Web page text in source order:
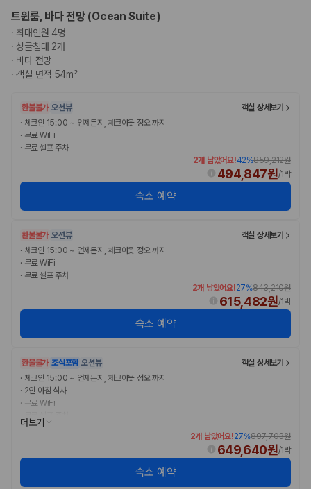
트윈룸, 바다 전망 (Ocean Suite)
· 최대인원 4명
·싱글침대 2개
· 바다 전망
·객실 면적 54m²
환불불가 오션뷰
객실 상세보기
· 체크인 15:00 ~ 언제든지, 체크아웃 정오 까지
· 무료 WiFi
· 무료 셀프 주차
2개 남았어요!42%859,212원
494,847원/1박
숙소 예약
환불불가 오션뷰
객실 상세보기
· 체크인 15:00 ~ 언제든지, 체크아웃 정오 까지
· 무료 WiFi
· 무료 셀프 주차
2개 남았어요!27%843,210원
615,482원/1박
숙소 예약
환불불가 조식포함 오션뷰
객실 상세보기
· 체크인 15:00 ~ 언제든지, 체크아웃 정오 까지
· 2인 아침 식사
· 무료 WiFi
무료 셀프 주차
더보기
2개 남았어요!27%897,703원
649,640원/1박
숙소 예약